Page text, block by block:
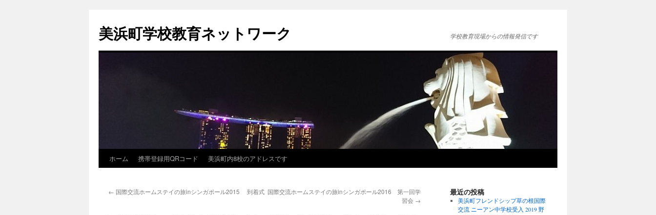
テ
ン
美浜町学校教育ネットワーク 学校教育現場からの情報発信です
ホーム 携帯登録用QRコード 美浜町内8校のアドレスです
← 国際交流ホームステイの旅inシンガポール2015 到着式 国際交流ホームステイの旅inシンガポール2016 第一回学
習会 →
最近の投稿
美浜町フレンドシップ草の根国際
交流 ニーアン中学校受入 2019 野